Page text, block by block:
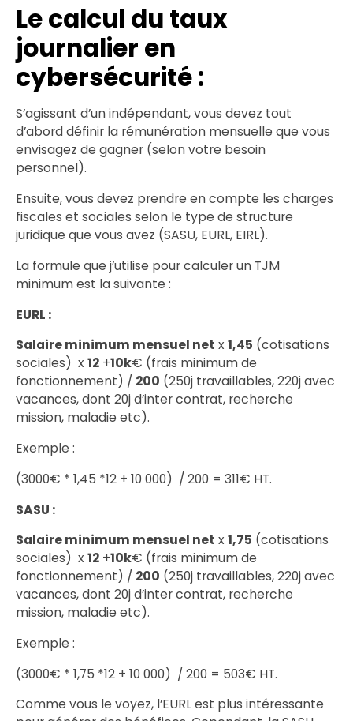
Le calcul du taux
journalier en
cybersécurité :
S’agissant d’un indépendant, vous devez tout
d’abord définir la rémunération mensuelle que vous
envisagez de gagner (selon votre besoin
personnel).
Ensuite, vous devez prendre en compte les charges
fiscales et sociales selon le type de structure
juridique que vous avez (SASU, EURL, EIRL).
La formule que j’utilise pour calculer un TJM
minimum est la suivante :
EURL :
Salaire minimum mensuel net x 1,45 (cotisations
sociales) x 12+10k€ (frais minimum de
fonctionnement) / 200 (250j travaillables, 220j avec
vacances, dont 20j d’inter contrat, recherche
mission, maladie etc).
Exemple :
(3000€ * 1,45 *12 + 10 000) / 200 = 311€ HT.
SASU :
Salaire minimum mensuel net x 1,75 (cotisations
sociales) x 12+10k€ (frais minimum de
fonctionnement) / 200 (250j travaillables, 220j avec
vacances, dont 20j d’inter contrat, recherche
mission, maladie etc).
Exemple :
(3000€ * 1,75 *12 + 10 000) / 200 = 503€ HT.
Comme vous le voyez, l’EURL est plus intéressante